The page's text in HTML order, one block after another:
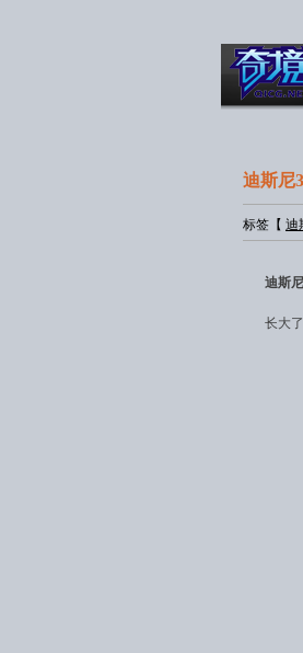
迪斯尼
标签【 迪
迪斯尼
长大